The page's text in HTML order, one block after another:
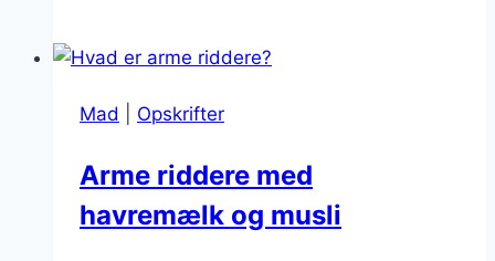
nutella
flødeskum:
drøm
for
Mad Opskrifter
Arme riddere med
havremælk og musli